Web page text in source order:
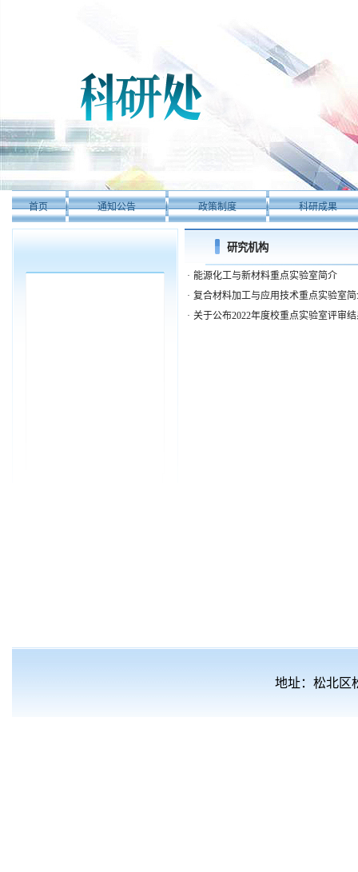
首页 | 通知公告 | 政策制度 | 科研成果
研究机构
· 能源化工与新材料重点实验室简介
· 复合材料加工与应用技术重点实验室简
· 关于公布2022年度校重点实验室评审
地址：松北区